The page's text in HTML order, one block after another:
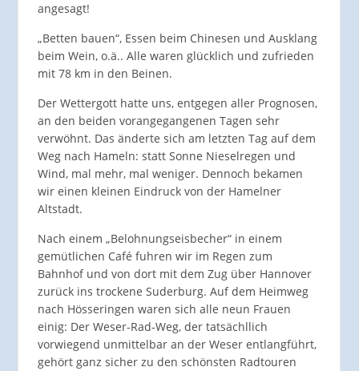
angesagt!
„Betten bauen“, Essen beim Chinesen und Ausklang
beim Wein, o.ä.. Alle waren glücklich und zufrieden
mit 78 km in den Beinen.
Der Wettergott hatte uns, entgegen aller Prognosen,
an den beiden vorangegangenen Tagen sehr
verwöhnt. Das änderte sich am letzten Tag auf dem
Weg nach Hameln: statt Sonne Nieselregen und
Wind, mal mehr, mal weniger. Dennoch bekamen
wir einen kleinen Eindruck von der Hamelner
Altstadt.
Nach einem „Belohnungseisbecher“ in einem
gemütlichen Café fuhren wir im Regen zum
Bahnhof und von dort mit dem Zug über Hannover
zurück ins trockene Suderburg. Auf dem Heimweg
nach Hösseringen waren sich alle neun Frauen
einig: Der Weser-Rad-Weg, der tatsächllich
vorwiegend unmittelbar an der Weser entlangführt,
gehört ganz sicher zu den schönsten Radtouren